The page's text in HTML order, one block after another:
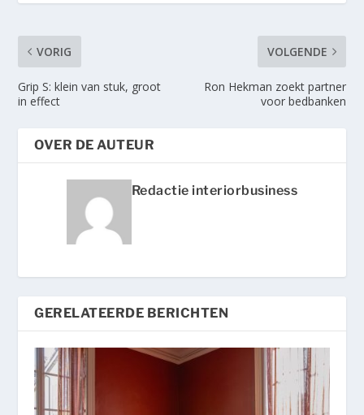
VORIG
Grip S: klein van stuk, groot
in effect
VOLGENDE
Ron Hekman zoekt partner
voor bedbanken
OVER DE AUTEUR
Redactie interiorbusiness
GERELATEERDE BERICHTEN